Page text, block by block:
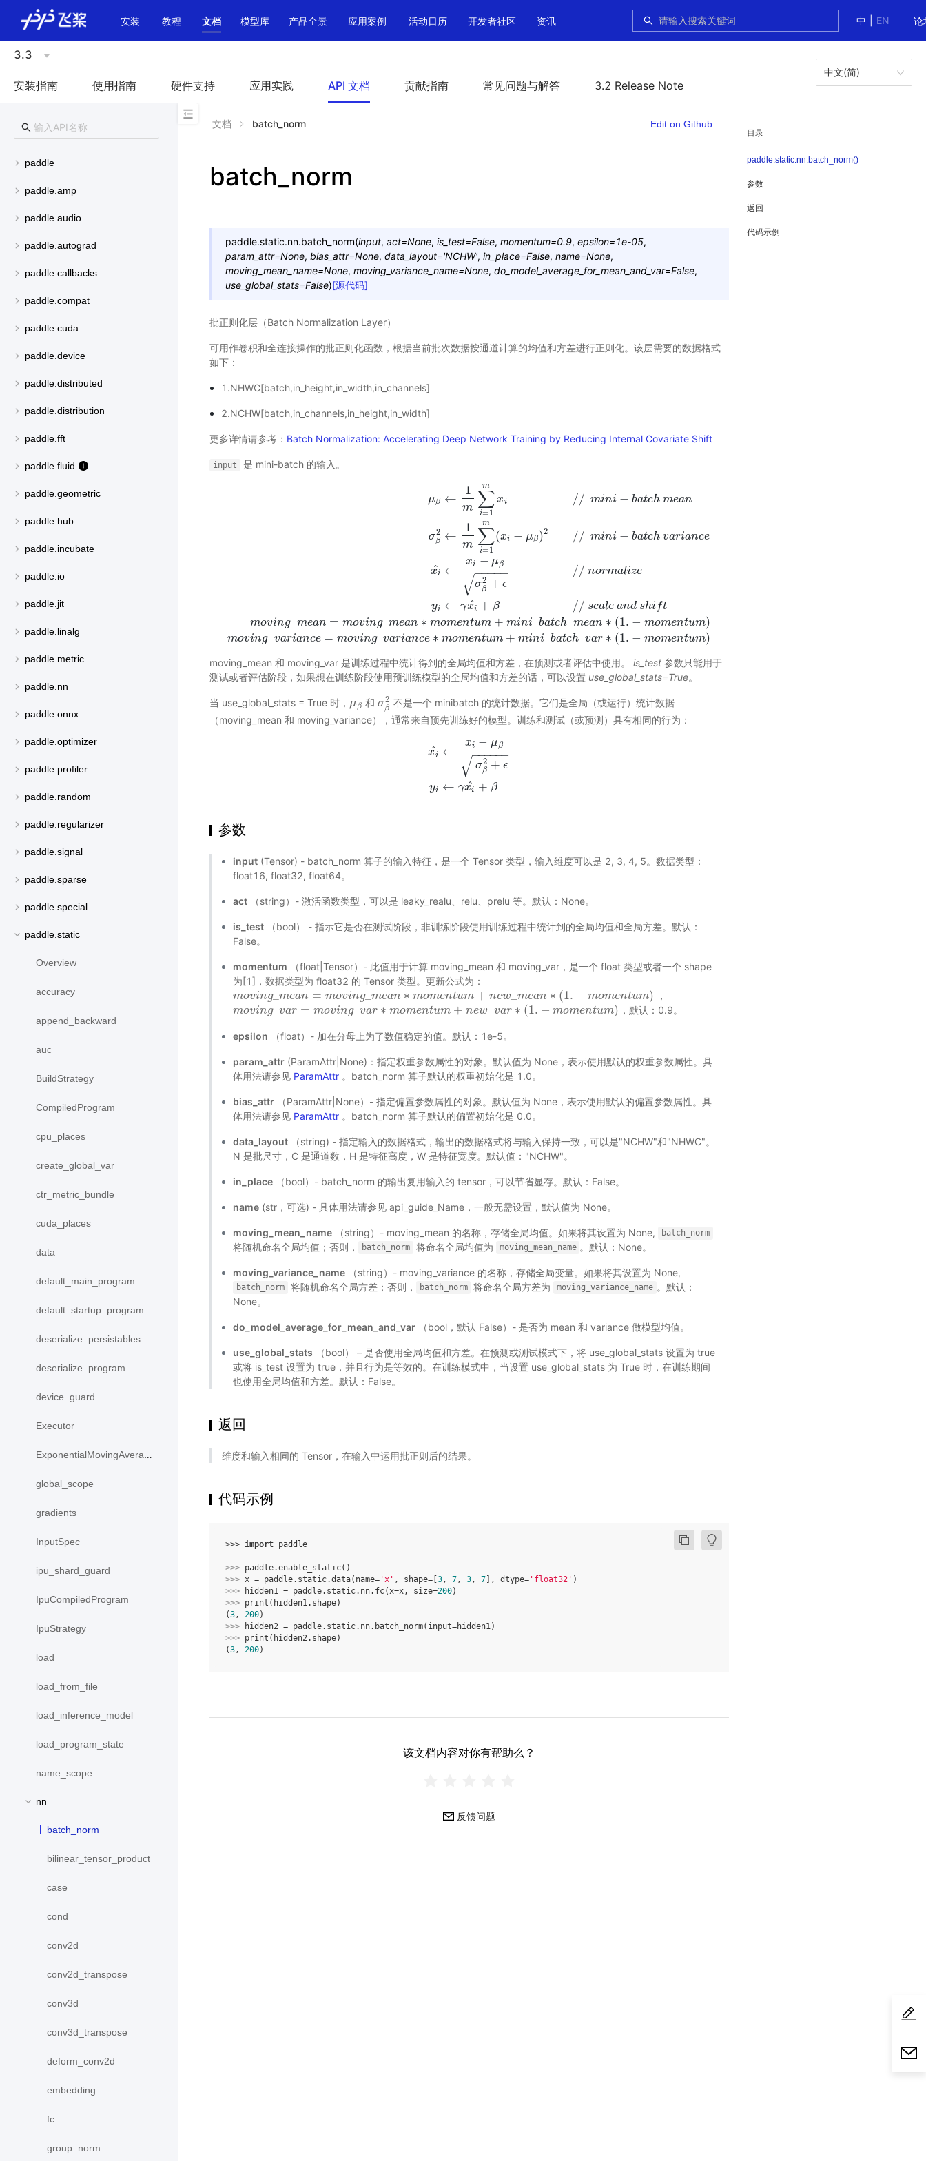
中
EN 论
安装 教程 文档 模型库 产品全景 应用案例 活动日历 开发者社区 资讯
3.3
安装指南 使用指南 硬件支持 应用实践 API 文档 贡献指南 常见问题与解答 3.2 Release Note
中文(简)
paddle
paddle.amp
paddle.audio
paddle.autograd
paddle.callbacks
paddle.compat
paddle.cuda
paddle.device
paddle.distributed
paddle.distribution
paddle.fft
paddle.fluid
paddle.geometric
paddle.hub
paddle.incubate
paddle.io
paddle.jit
paddle.linalg
paddle.metric
paddle.nn
paddle.onnx
paddle.optimizer
paddle.profiler
paddle.random
paddle.regularizer
paddle.signal
paddle.sparse
paddle.special
paddle.static
Overview
accuracy
append_backward
auc
BuildStrategy
CompiledProgram
cpu_places
create_global_var
ctr_metric_bundle
cuda_places
data
default_main_program
default_startup_program
deserialize_persistables
deserialize_program
device_guard
Executor
ExponentialMovingAverage
global_scope
gradients
InputSpec
ipu_shard_guard
IpuCompiledProgram
IpuStrategy
load
load_from_file
load_inference_model
load_program_state
name_scope
nn
batch_norm
bilinear_tensor_product
case
cond
conv2d
conv2d_transpose
conv3d
conv3d_transpose
deform_conv2d
embedding
fc
group_norm
目录
paddle.static.nn.batch_norm()
参数
返回
代码示例
文档 batch_norm Edit on Github
batch_norm
paddle.static.nn.batch_norm(input, act=None, is_test=False, momentum=0.9, epsilon=1e-05,
param_attr=None, bias_attr=None, data_layout='NCHW', in_place=False, name=None,
moving_mean_name=None, moving_variance_name=None, do_model_average_for_mean_and_var=False,
use_global_stats=False)[源代码]
批正则化层（Batch Normalization Layer）
可用作卷积和全连接操作的批正则化函数，根据当前批次数据按通道计算的均值和方差进行正则化。该层需要的数据格式
如下：
1.NHWC[batch,in_height,in_width,in_channels]
2.NCHW[batch,in_channels,in_height,in_width]
更多详情请参考： Batch Normalization: Accelerating Deep Network Training by Reducing Internal Covariate Shift
input 是 mini-batch 的输入。
μβ
σ2
β
xi
^
yi
←
1
m ∑
i=1
m
xi
←
1
m ∑
i=1
m
(xi − μβ)2
←
xi − μβ
σ2
β + ϵ
− −
−−−
√
← γxi
^ + β
// mini − batch mean
// mini − batch variance
// normalize
// scale and shift
moving_ mean = moving_mean ∗ momentum + mini_ batch_ mean ∗ (1. − momentum)
moving_variance = moving_variance ∗ momentum + mini_batch_var ∗ (1. − momentum)
= −μ β)2// a n i−
moving_mean 和 moving_var 是训练过程中统计得到的全局均值和方差，在预测或者评估中使用。 is_test 参数只能用于
测试或者评估阶段，如果想在训练阶段使用预训练模型的全局均值和方差的话，可以设置 use_global_stats=True。
当 use_global_stats = True 时， μβ
μβ 和σ2
β
σβ 2不是一个 minibatch 的统计数据。它们是全局（或运行）统计数据
（moving_mean 和 moving_variance），通常来自预先训练好的模型。训练和测试（或预测）具有相同的行为：
xi
^
yi
←
xi − μβ
σ2
β + ϵ
− −
−−−−
√
← γxi
^ + β
μ β σβ 2+ ϵy
参数
input (Tensor) - batch_norm 算子的输入特征，是一个 Tensor 类型，输入维度可以是 2, 3, 4, 5。数据类型：
float16, float32, float64。
act （string）- 激活函数类型，可以是 leaky_realu、relu、prelu 等。默认：None。
is_test （bool） - 指示它是否在测试阶段，非训练阶段使用训练过程中统计到的全局均值和全局方差。默认：
False。
momentum （float|Tensor）- 此值用于计算 moving_mean 和 moving_var，是一个 float 类型或者一个 shape
为[1]，数据类型为 float32 的 Tensor 类型。更新公式为：
moving_mean = moving_mean ∗ momentum + new mean ∗ (1. − momentum)
moving_mean=m ov ng_mean∗mome nt um+new_mean∗ (1.−m omentu m)
，
moving_var = moving_var ∗ momentum + new_var ∗ (1. − momentum)
moving_v ar=m ov ng_var∗m oment um+new_var∗ (1. −mom entum) ，默认：0.9。
epsilon （float）- 加在分母上为了数值稳定的值。默认：1e-5。
param_attr (ParamAttr|None)：指定权重参数属性的对象。默认值为 None，表示使用默认的权重参数属性。具
体用法请参见 ParamAttr 。batch_norm 算子默认的权重初始化是 1.0。
bias_attr （ParamAttr|None）- 指定偏置参数属性的对象。默认值为 None，表示使用默认的偏置参数属性。具
体用法请参见 ParamAttr 。batch_norm 算子默认的偏置初始化是 0.0。
data_layout （string) - 指定输入的数据格式，输出的数据格式将与输入保持一致，可以是"NCHW"和"NHWC"。
N 是批尺寸，C 是通道数，H 是特征高度，W 是特征宽度。默认值："NCHW"。
in_place （bool）- batch_norm 的输出复用输入的 tensor，可以节省显存。默认：False。
name (str，可选) - 具体用法请参见api_guide_Name ，一般无需设置，默认值为 None。
moving_mean_name （string）- moving_mean 的名称，存储全局均值。如果将其设置为 None, batch_norm
将随机命名全局均值；否则， batch_norm 将命名全局均值为 moving_mean_name 。默认：None。
moving_variance_name （string）- moving_variance 的名称，存储全局变量。如果将其设置为 None,
batch_norm 将随机命名全局方差；否则， batch_norm 将命名全局方差为 moving_variance_name 。默认：
None。
do_model_average_for_mean_and_var （bool，默认 False）- 是否为 mean 和 variance 做模型均值。
use_global_stats （bool） – 是否使用全局均值和方差。在预测或测试模式下，将 use_global_stats 设置为 true
或将 is_test 设置为 true，并且行为是等效的。在训练模式中，当设置 use_global_stats 为 True 时，在训练期间
也使用全局均值和方差。默认：False。
返回
维度和输入相同的 Tensor，在输入中运用批正则后的结果。
代码示例
>>> import paddle
>>> paddle.enable_static()
>>> x = paddle. static.data( name= 'x' , shape= [3 , 7 , 3 , 7], dtype= 'float32' )
>>>
hidden1 = paddle. static. nn. fc( x=x , size=200)
>>> print ( hidden1 . shape)
(3 , 200)
>>>
hidden2 = paddle. static. nn. batch_norm( input=hidden1 )
>>> print ( hidden2 . shape)
(3 , 200)
该文档内容对你有帮助么？
反馈问题